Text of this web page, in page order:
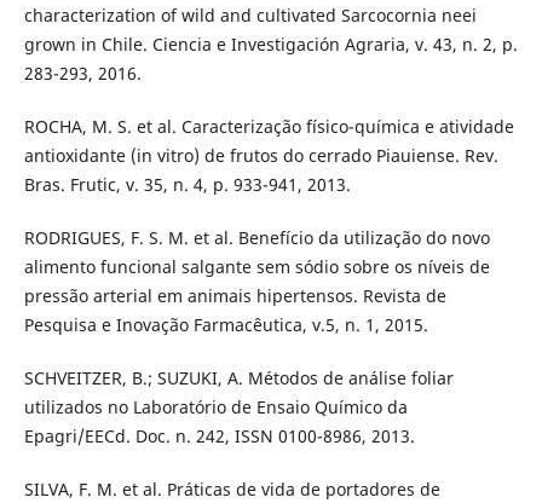
characterization of wild and cultivated Sarcocornia neei
grown in Chile. Ciencia e Investigación Agraria, v. 43, n. 2, p.
283-293, 2016.
ROCHA, M. S. et al. Caracterização físico-química e atividade
antioxidante (in vitro) de frutos do cerrado Piauiense. Rev.
Bras. Frutic, v. 35, n. 4, p. 933-941, 2013.
RODRIGUES, F. S. M. et al. Benefício da utilização do novo
alimento funcional salgante sem sódio sobre os níveis de
pressão arterial em animais hipertensos. Revista de
Pesquisa e Inovação Farmacêutica, v.5, n. 1, 2015.
SCHVEITZER, B.; SUZUKI, A. Métodos de análise foliar
utilizados no Laboratório de Ensaio Químico da
Epagri/EECd. Doc. n. 242, ISSN 0100-8986, 2013.
SILVA, F. M. et al. Práticas de vida de portadores de